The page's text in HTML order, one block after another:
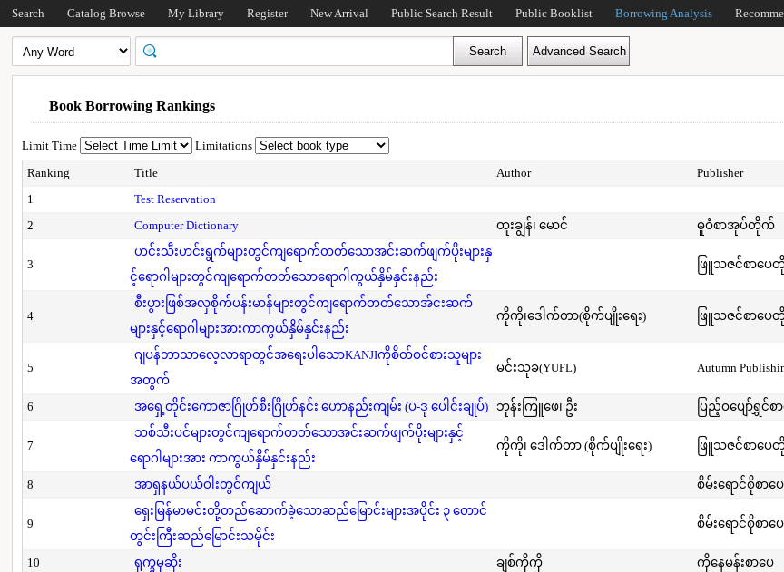
Search Catalog Browse My Library Register New Arrival Public Search Result Public Booklist Borrowing Analysis
Book Borrowing Rankings
Limit Time
Limitations
Ranking
Title Author Publisher
1
Test Reservation
2
Computer Dictionary ထူးချွန်၊ မောင် ဓူဝံစာအုပ်တိုက်
3
ဟင်းသီးဟင်းရွက်များတွင်ကျရောက်တတ်သောအင်းဆက်ဖျက်ပိုးများနှ
င့်ရောဂါများတွင်ကျရောက်တတ်သောရောဂါကွယ်နှိမ်နှင်းနည်း
ဖြူသဇင်စာပေ
4
စီးပွားဖြစ်အလှစိုက်ပန်းမာန်များတွင်ကျရောက်တတ်သောအ်ငးဆက်
များနှင့်ရောဂါများအားကာကွယ်နှိမ်နှင်းနည်း
ကိုကို၊ဒေါက်တာ(စိုက်ပျိုးရေး) ဖြူသဇင်စာပေ
5
ဂျပန်ဘာသာလေ့လာရာတွင်အရေးပါသောKANJIကိုစိတ်ဝင်စားသူများ
အတွက်
မင်းသုခ(YUFL) Autumn
6 အရှေ့တိုင်းကောဇာဂြိုဟ်စီးဂြိုဟ်နင်း ဟောနည်းကျမ်း (ပ-ဒု ပေါင်းချုပ်) ဘုန်းကြူဖေ၊ ဦး ပြည့်ဝပျော်ရွှင်
7
သစ်သီးပင်များတွင်ကျရောက်တတ်သောအင်းဆက်ဖျက်ပိုးများနှင့်
ရောဂါများအား ကာကွယ်နှိမ်နှင်းနည်း
ကိုကို၊ ဒေါက်တာ (စိုက်ပျိုးရေး) ဖြူသဇင်စာပေ
8 အာရှနယ်ပယ်ဝါးတွင်ကျယ် စိမ်းရောင်စိုစာပေ
9
ရှေးမြန်မာမင်းတို့တည်ဆောက်ခဲ့သောဆည်မြောင်းများအပိုင်း ၃ တောင်
တွင်းကြီးဆည်မြောင်းသမိုင်း
စိမ်းရောင်စိုစာပေ
10 ရုက္ခမုဆိုး ချစ်ကိုကို ကိုနေမန်းစာပေ